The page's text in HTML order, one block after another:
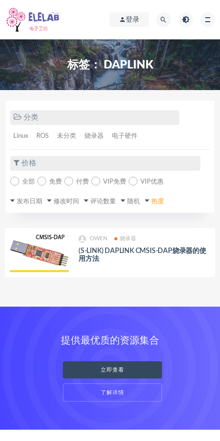
登录
标签：DAPLINK
分类
Linux ROS 未分类 烧录器 电子硬件
价格
全部 免费 付费 VIP免费 VIP优惠
发布日期 修改时间 评论数量 随机 热度
OWEN 烧录器
(S-LINK) DAPLINK CMSIS-DAP烧录器的使
用方法
提供最优质的资源集合
立即查看
了解详情